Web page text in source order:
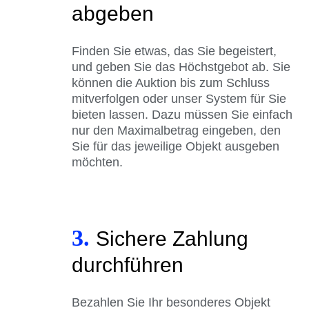
abgeben
Finden Sie etwas, das Sie begeistert,
und geben Sie das Höchstgebot ab. Sie
können die Auktion bis zum Schluss
mitverfolgen oder unser System für Sie
bieten lassen. Dazu müssen Sie einfach
nur den Maximalbetrag eingeben, den
Sie für das jeweilige Objekt ausgeben
möchten.
3. Sichere Zahlung
durchführen
Bezahlen Sie Ihr besonderes Objekt